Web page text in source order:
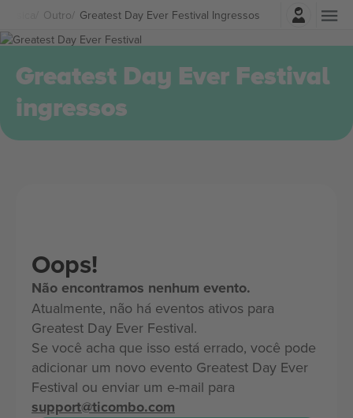
Outro Greatest Day Ever Festival Ingressos
Entrar
Greatest Day Ever Festival
ingressos
Oops!
Não encontramos nenhum evento.
Atualmente, não há eventos ativos para
Greatest Day Ever Festival.
Se você acha que isso está errado, você pode
adicionar um novo evento Greatest Day Ever
Festival ou enviar um e-mail para
support@ticombo.com